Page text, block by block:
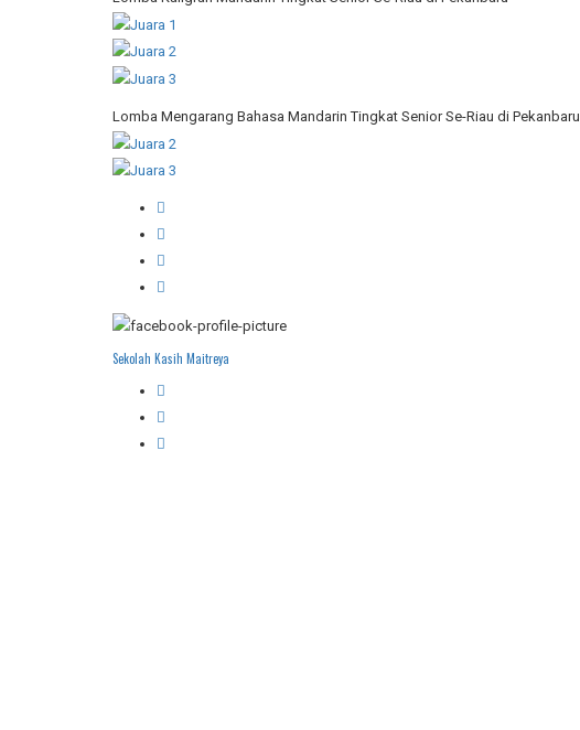
Lomba Mengarang Bahasa Mandarin Tingkat Senior Se-Riau di Pekanbaru
Sekolah Kasih Maitreya